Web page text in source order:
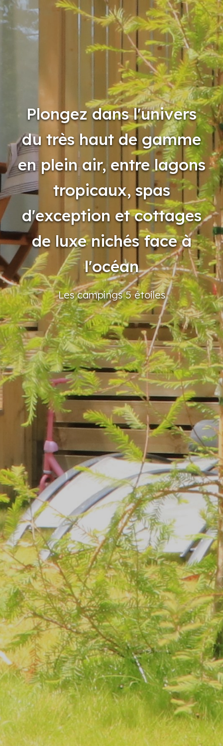
Plongez dans l'univers
du très haut de gamme
en plein air, entre lagons
tropicaux, spas
d'exception et cottages
de luxe nichés face à
l'océan
Les campings 5 étoiles